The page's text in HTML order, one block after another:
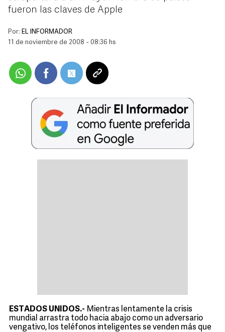
fueron las claves de Apple
Por: EL INFORMADOR
11 de noviembre de 2008 - 08:36 hs
ESTADOS UNIDOS.- Mientras lentamente la crisis
mundial arrastra todo hacia abajo como un adversario
vengativo, los teléfonos inteligentes se venden más que